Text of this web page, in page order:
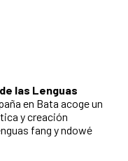
las Lenguas
en Bata acoge un
y creación
fang y ndowé